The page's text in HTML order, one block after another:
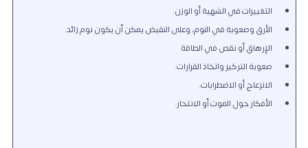
التغييرات في الشهية أو الوزن.
الأرق وصعوبة في النوم، وعلى النقيض يمكن أن يكون نوم زائد.
الإرهاق أو نقص في الطاقة
صعوبة التركيز واتخاذ القرارات.
الانزعاج أو الاضطرابات.
الأفكار حول الموت أو الانتحار.